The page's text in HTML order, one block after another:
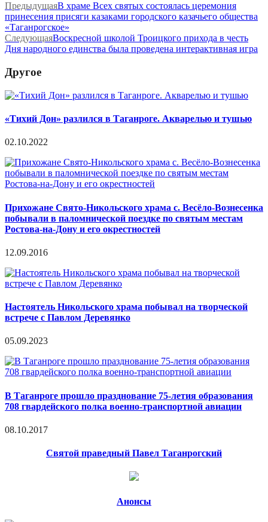
ПредыдущаяВ храме Всех святых состоялась церемония
принесения присяги казаками городского казачьего общества
«Таганрогское»
СледующаяВоскресной школой Троицкого прихода в честь
Дня народного единства была проведена интерактивная игра
Другое
«Тихий Дон» разлился в Таганроге. Акварелью и тушью
02.10.2022
Прихожане Свято-Никольского храма с. Весёло-Вознесенка
побывали в паломнической поездке по святым местам
Ростова-на-Дону и его окрестностей
12.09.2016
Настоятель Никольского храма побывал на творческой
встрече с Павлом Деревянко
05.09.2023
В Таганроге прошло празднование 75-летия образования
708 гвардейского полка военно-транспортной авиации
08.10.2017
Святой праведный Павел Таганрогский
Анонсы